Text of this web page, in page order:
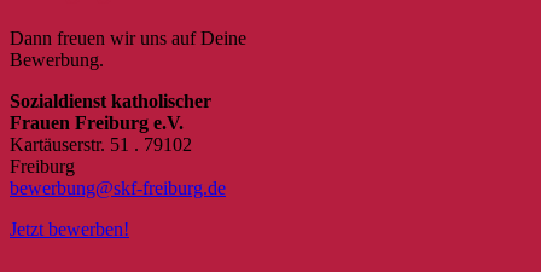
Dann freuen wir uns auf Deine
Bewerbung.
Sozialdienst katholischer
Frauen Freiburg e.V.
Kartäuserstr. 51 . 79102
Freiburg
bewerbung@skf-freiburg.de
Jetzt bewerben!